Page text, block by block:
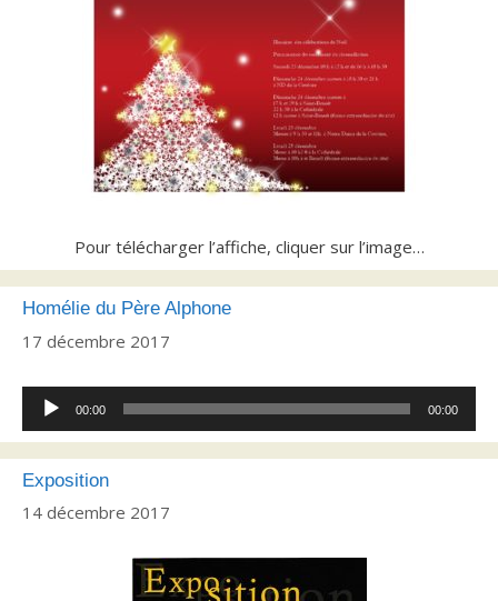
Pour télécharger l’affiche, cliquer sur l’image…
Homélie du Père Alphone
17 décembre 2017
Lecteur
audio
00:00 00:00
Exposition
14 décembre 2017